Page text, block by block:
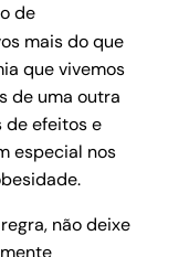
de
mais do que
que vivemos
de uma outra
de efeitos e
especial nos
não deixe